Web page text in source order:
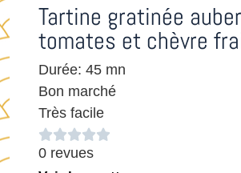
Tartine gratinée
tomates et chèvre
Durée: 45 mn
Bon marché
Très facile

0 revues